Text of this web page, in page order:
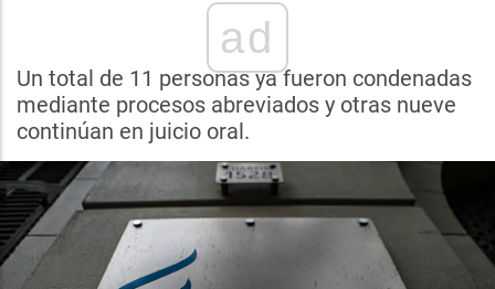
ad
Un total de 11 personas ya fueron condenadas
mediante procesos abreviados y otras nueve
continúan en juicio oral.